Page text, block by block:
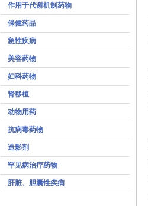
作用于代谢机制药物
保健药品
急性疾病
美容药物
妇科药物
肾移植
动物用药
抗病毒药物
造影剂
罕见病治疗药物
肝脏、胆囊性疾病